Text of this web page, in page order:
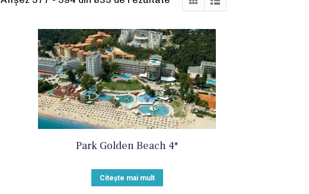
Park Golden Beach 4*
Citește mai mult